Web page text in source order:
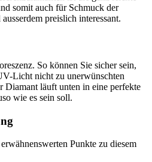
somit auch für Schmuck der
preislich interessant.
So können Sie sicher sein,
Licht nicht zu unerwünschten
läuft unten in eine perfekte
wie es sein soll.
Punkte zu diesem